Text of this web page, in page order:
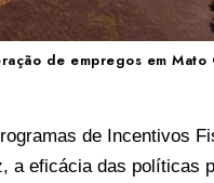
de empregos em Mato
de Incentivos
a eficácia das políticas